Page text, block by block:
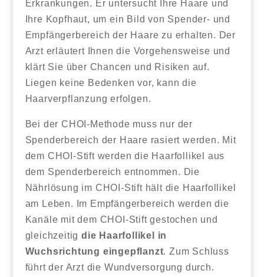
Erkrankungen. Er untersucht Ihre Haare und
Ihre Kopfhaut, um ein Bild von Spender- und
Empfängerbereich der Haare zu erhalten. Der
Arzt erläutert Ihnen die Vorgehensweise und
klärt Sie über Chancen und Risiken auf.
Liegen keine Bedenken vor, kann die
Haarverpflanzung erfolgen.
Bei der CHOI-Methode muss nur der
Spenderbereich der Haare rasiert werden. Mit
dem CHOI-Stift werden die Haarfollikel aus
dem Spenderbereich entnommen. Die
Nährlösung im CHOI-Stift hält die Haarfollikel
am Leben. Im Empfängerbereich werden die
Kanäle mit dem CHOI-Stift gestochen und
gleichzeitig die Haarfollikel in
Wuchsrichtung eingepflanzt. Zum Schluss
führt der Arzt die Wundversorgung durch.